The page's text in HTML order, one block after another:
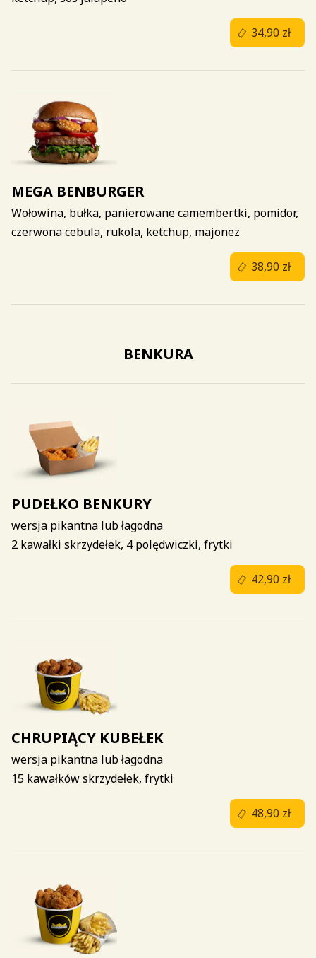
MEGA BENBURGER
Wołowina, bułka, panierowane camembertki, pomidor,
czerwona cebula, rukola, ketchup, majonez
BENKURA
PUDEŁKO BENKURY
wersja pikantna lub łagodna
2 kawałki skrzydełek, 4 polędwiczki, frytki
CHRUPIĄCY KUBEŁEK
wersja pikantna lub łagodna
15 kawałków skrzydełek, frytki